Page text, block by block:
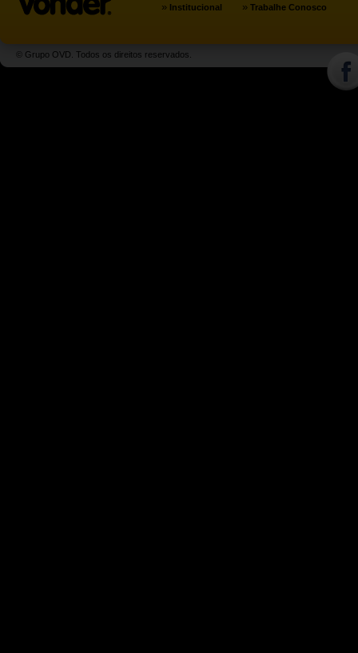
» Institucional » Trabalhe Conosco
© Grupo OVD. Todos os direitos reservados.